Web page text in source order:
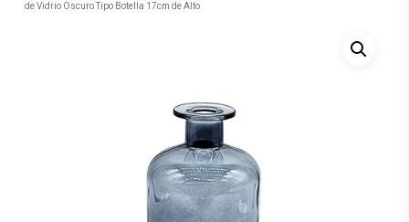
de Vidrio Oscuro Tipo Botella 17cm de Alto